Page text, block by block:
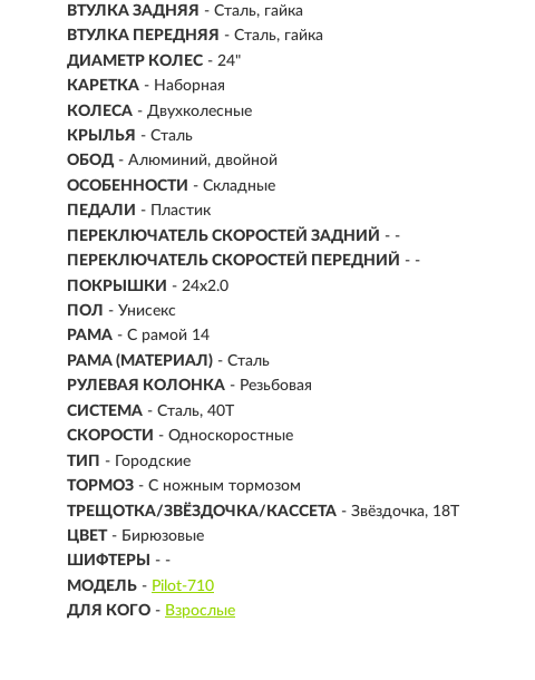
ВТУЛКА ЗАДНЯЯ - Сталь, гайка
ВТУЛКА ПЕРЕДНЯЯ - Сталь, гайка
ДИАМЕТР КОЛЕС - 24"
КАРЕТКА - Наборная
КОЛЕСА - Двухколесные
КРЫЛЬЯ - Сталь
ОБОД - Алюминий, двойной
ОСОБЕННОСТИ - Складные
ПЕДАЛИ - Пластик
ПЕРЕКЛЮЧАТЕЛЬ СКОРОСТЕЙ ЗАДНИЙ - -
ПЕРЕКЛЮЧАТЕЛЬ СКОРОСТЕЙ ПЕРЕДНИЙ - -
ПОКРЫШКИ - 24x2.0
ПОЛ - Унисекс
РАМА - С рамой 14
РАМА (МАТЕРИАЛ) - Сталь
РУЛЕВАЯ КОЛОНКА - Резьбовая
СИСТЕМА - Сталь, 40T
СКОРОСТИ - Односкоростные
ТИП - Городские
ТОРМОЗ - С ножным тормозом
ТРЕЩОТКА/ЗВЁЗДОЧКА/КАССЕТА - Звёздочка, 18Т
ЦВЕТ - Бирюзовые
ШИФТЕРЫ
- -
МОДЕЛЬ - Pilot-710
ДЛЯ КОГО - Взрослые